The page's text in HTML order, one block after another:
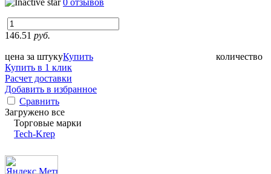
146.51 руб.
цена за штуку количество
Купить
Купить в 1 клик
Расчет доставки
Добавить в избранное
Сравнить
Загружено все
Торговые марки
Tech-Krep